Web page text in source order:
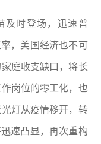
时登场，迅速普
，美国经济也不可
庭收支缺口，将长
岗位的零工化，也
灯从疫情移开，转
速凸显，再次重构